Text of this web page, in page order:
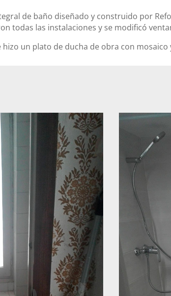
de baño diseñado y construido por
todas las instalaciones y se modificó
hizo un plato de ducha de obra con